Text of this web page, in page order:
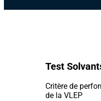
Test
Critère de
de la VLEP